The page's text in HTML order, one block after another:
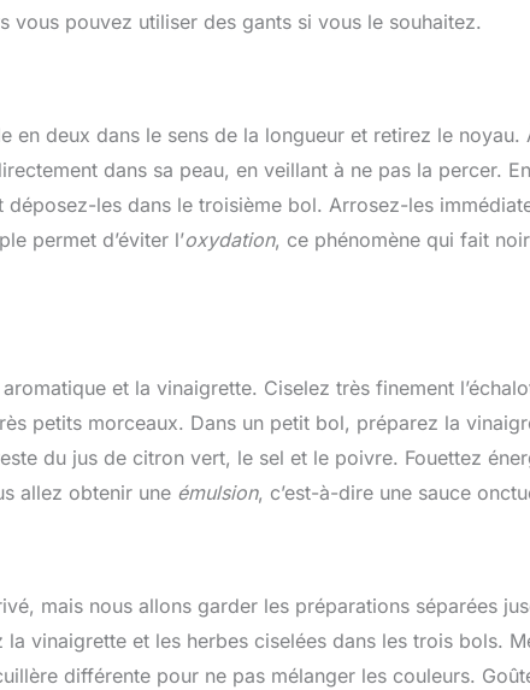
vous pouvez utiliser des gants si vous le souhaitez.
en deux dans le sens de la longueur et retirez le noyau.
dans sa peau, en veillant à ne pas la percer.
les dans le troisième bol. Arrosez-les
permet d’éviter l’oxydation, ce phénomène qui fait
et la vinaigrette. Ciselez très finement
petits morceaux. Dans un petit bol, préparez la
du jus de citron vert, le sel et le poivre. Fouettez
allez obtenir une émulsion, c’est-à-dire une sauce
mais nous allons garder les préparations séparées
la vinaigrette et les herbes ciselées dans les trois bols.
différente pour ne pas mélanger les couleurs.